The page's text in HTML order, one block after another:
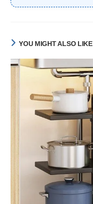
YOU MIGHT ALSO LIKE